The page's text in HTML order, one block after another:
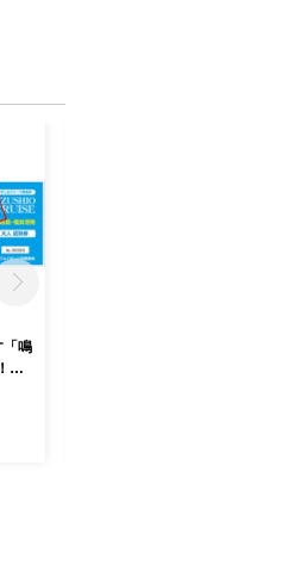
「鳴
！●